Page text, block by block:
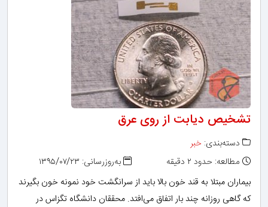
تشخیص دیابت از روی عرق
دسته‌بندی: خبر
مطالعه: حدود ۲ دقیقه
به‌روزرسانی: ۱۳۹۵/۰۷/۲۳
بیماران مبتلا به قند خون بالا باید از سرانگشت خود نمونه خون بگیرند
که گاهی روزانه چند بار اتفاق می‌افتد. محققان دانشگاه تگزاس در